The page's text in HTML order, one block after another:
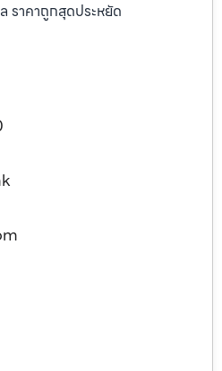
ราคาถูกสุดประหยัด